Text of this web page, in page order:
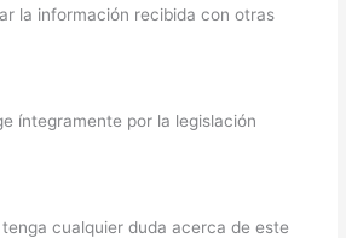
la información recibida con otras
íntegramente por la legislación
cualquier duda acerca de este